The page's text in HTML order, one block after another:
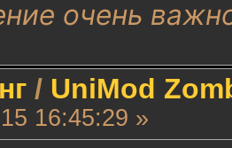
очень
/ UniMod
16:45:29 »